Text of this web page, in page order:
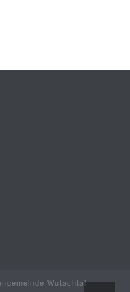
Wutachtal